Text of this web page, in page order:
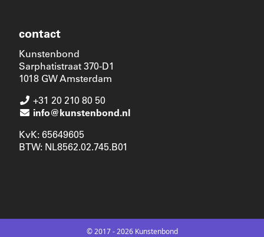
contact
Kunstenbond
Sarphatistraat 370-D1
1018 GW Amsterdam
+31 20 210 80 50
info@kunstenbond.nl
KvK: 65649605
BTW: NL8562.02.745.B01
© 2017 - 2026 Kunstenbond